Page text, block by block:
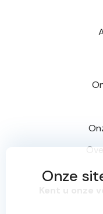
Over
Kent u onze
Onze